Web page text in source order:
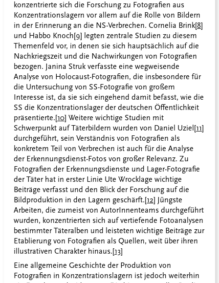
konzentrierte sich die Forschung zu Fotografien aus
Konzentrationslagern vor allem auf die Rolle von Bildern
in der Erinnerung an die NS-Verbrechen. Cornelia Brink[8]
und Habbo Knoch[9] legten zentrale Studien zu diesem
Themenfeld vor, in denen sie sich hauptsächlich auf die
Nachkriegszeit und die Nachwirkungen von Fotografien
bezogen. Janina Struk verfasste eine wegweisende
Analyse von Holocaust-Fotografien, die insbesondere für
die Untersuchung von SS-Fotografie von großem
Interesse ist, da sie sich eingehend damit befasst, wie die
SS die Konzentrationslager der deutschen Öffentlichkeit
präsentierte.[10] Weitere wichtige Studien mit
Schwerpunkt auf Täterbildern wurden von Daniel Uziel [11]
durchgeführt, sein Verständnis von Fotografien als
konkretem Teil von Verbrechen ist auch für die Analyse
der Erkennungsdienst-Fotos von großer Relevanz. Zu
Fotografien der Erkennungsdienste und Lager-Fotografie
der Täter hat in erster Linie Ute Wrocklage wichtige
Beiträge verfasst und den Blick der Forschung auf die
Bildproduktion in den Lagern geschärft.[12]
Jüngste
Arbeiten, die zumeist von AutorInnenteams durchgeführt
wurden, konzentrierten sich auf vertiefende Fotoanalysen
bestimmter Täteralben und leisteten wichtige Beiträge zur
Etablierung von Fotografien als Quellen, weit über ihren
illustrativen Charakter hinaus.[13]
Eine allgemeine Geschichte der Produktion von
Fotografien in Konzentrationslagern ist jedoch weiterhin